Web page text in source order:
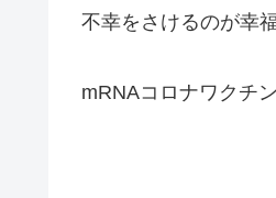
不幸をさけるのが幸
mRNAコロナワクチ